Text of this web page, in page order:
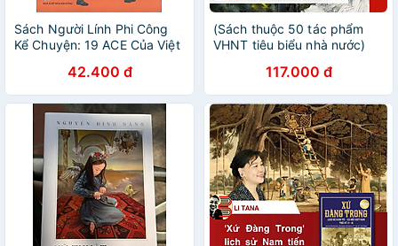
Sách Người Lính Phi Công
Kể Chuyện: 19 ACE Của Việt
Huyền Thoại Trên Máy Bay
Mig
42.400 đ
(Sách thuộc 50 tác phẩm
VHNT tiêu biểu nhà nước)
Bảo Ninh – NXB Trẻ
117.000 đ